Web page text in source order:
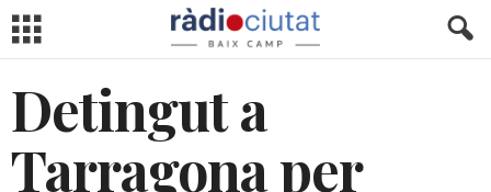
Detingut a
Tarragona per